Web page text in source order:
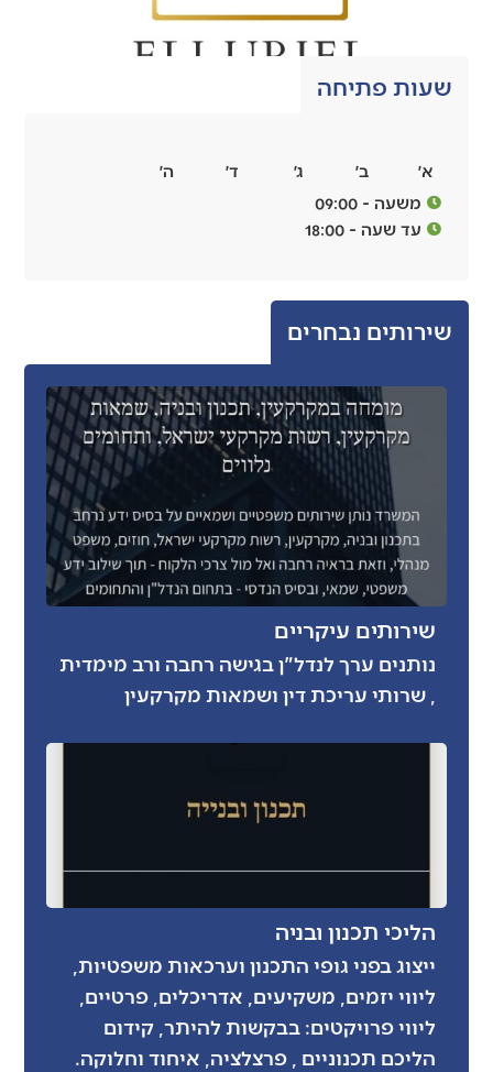
שעות פתיחה
א׳ ב׳ ג׳ ד׳
ה׳
משעה - 09:00
עד שעה - 18:00
שירותים נבחרים
שירותים עיקריים
נותנים ערך לנדל"ן בגישה רחבה ורב מימדית
, שרותי עריכת דין ושמאות מקרקעין
הליכי תכנון ובניה
ייצוג בפני גופי התכנון וערכאות משפטיות,
ליווי יזמים, משקיעים, אדריכלים, פרטיים,
ליווי פרויקטים: בבקשות להיתר, קידום
הליכם תכנוניים , פרצלציה, איחוד וחלוקה.